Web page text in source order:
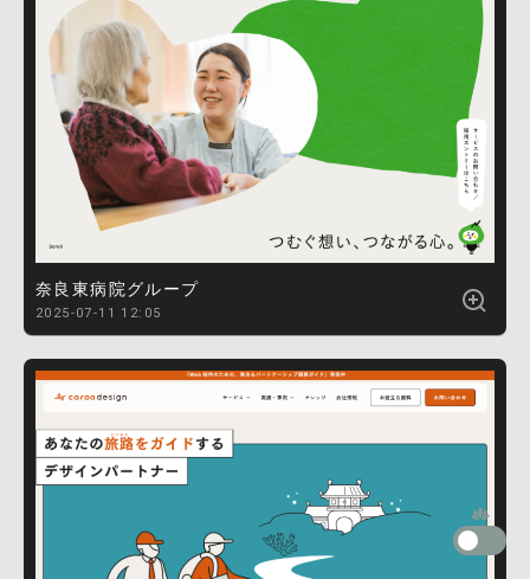
奈良東病院グループ
2025-07-11 12:05